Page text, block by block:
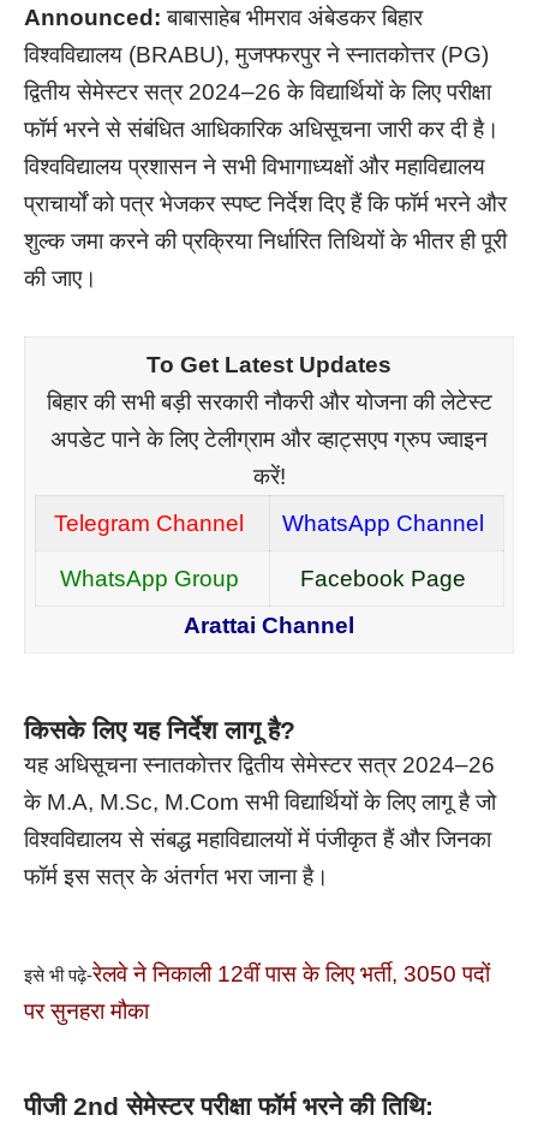
Announced: बाबासाहेब भीमराव अंबेडकर बिहार
विश्वविद्यालय (BRABU), मुजफ्फरपुर ने स्नातकोत्तर (PG)
द्वितीय सेमेस्टर सत्र 2024–26 के विद्यार्थियों के लिए परीक्षा
फॉर्म भरने से संबंधित आधिकारिक अधिसूचना जारी कर दी है।
विश्वविद्यालय प्रशासन ने सभी विभागाध्यक्षों और महाविद्यालय
प्राचार्यों को पत्र भेजकर स्पष्ट निर्देश दिए हैं कि फॉर्म भरने और
शुल्क जमा करने की प्रक्रिया निर्धारित तिथियों के भीतर ही पूरी
की जाए।
To Get Latest Updates
बिहार की सभी बड़ी सरकारी नौकरी और योजना की लेटेस्ट
अपडेट पाने के लिए टेलीग्राम और व्हाट्सएप ग्रुप ज्वाइन
करें!
Telegram Channel
WhatsApp Channel
WhatsApp Group
Facebook Page
Arattai Channel
किसके लिए यह निर्देश लागू है?
यह अधिसूचना स्नातकोत्तर द्वितीय सेमेस्टर सत्र 2024–26
के M.A, M.Sc, M.Com सभी विद्यार्थियों के लिए लागू है जो
विश्वविद्यालय से संबद्ध महाविद्यालयों में पंजीकृत हैं और जिनका
फॉर्म इस सत्र के अंतर्गत भरा जाना है।
इसे भी पढ़े-रेलवे ने निकाली 12वीं पास के लिए भर्ती, 3050 पदों
पर सुनहरा मौका
पीजी 2nd सेमेस्टर परीक्षा फॉर्म भरने की तिथि: